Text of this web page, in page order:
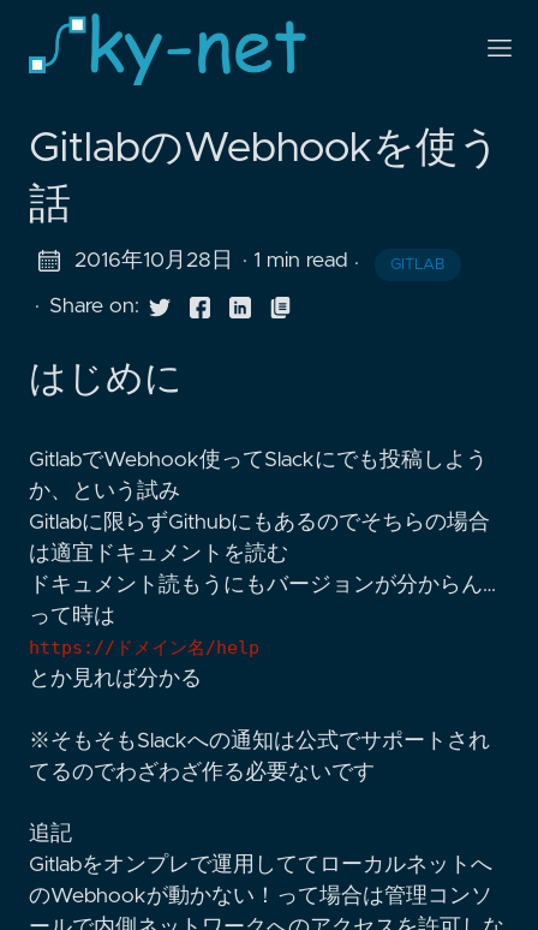
GitlabのWebhookを使う
話
2016年10月28日 · 1 min read · GITLAB
· Share on:
はじめに
GitlabでWebhook使ってSlackにでも投稿しよう
か、という試み
Gitlabに限らずGithubにもあるのでそちらの場合
は適宜ドキュメントを読む
ドキュメント読もうにもバージョンが分からん…
って時は
https://ドメイン名/help
とか見れば分かる
※そもそもSlackへの通知は公式でサポートされ
てるのでわざわざ作る必要ないです
追記
Gitlabをオンプレで運用しててローカルネットへ
のWebhookが動かない！って場合は管理コンソ